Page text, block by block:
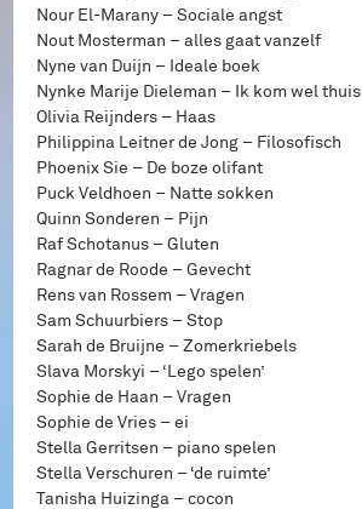
Nour El-Marany – Sociale angst
Nout Mosterman – alles gaat vanzelf
Nyne van Duijn – Ideale boek
Nynke Marije Dieleman – Ik kom wel thuis
Olivia Reijnders – Haas
Philippina Leitner de Jong – Filosofisch
Phoenix Sie – De boze olifant
Puck Veldhoen – Natte sokken
Quinn Sonderen – Pijn
Raf Schotanus – Gluten
Ragnar de Roode – Gevecht
Rens van Rossem – Vragen
Sam Schuurbiers – Stop
Sarah de Bruijne – Zomerkriebels
Slava Morskyi – ‘Lego spelen’
Sophie de Haan – Vragen
Sophie de Vries – ei
Stella Gerritsen – piano spelen
Stella Verschuren – ‘de ruimte’
Tanisha Huizinga – cocon